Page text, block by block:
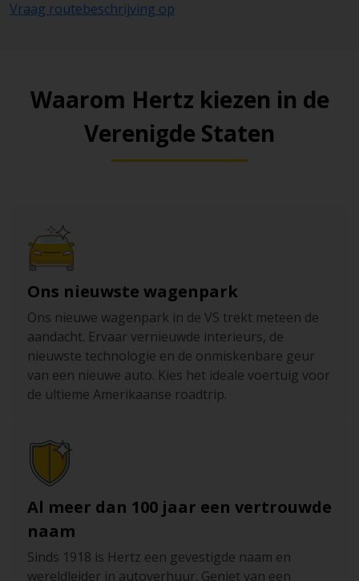
Vraag routebeschrijving op
Waarom Hertz kiezen in de
Verenigde Staten
Ons nieuwste wagenpark
Ons nieuwe wagenpark in de VS trekt meteen de
aandacht. Ervaar vernieuwde interieurs, de
nieuwste technologie en de onmiskenbare geur
van een nieuwe auto. Kies het ideale voertuig voor
de ultieme Amerikaanse roadtrip.
Al meer dan 100 jaar een vertrouwde
naam
Sinds 1918 is Hertz een gevestigde naam en
wereldleider in autoverhuur. Geniet van een